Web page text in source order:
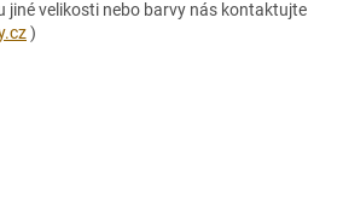
jiné velikosti nebo barvy nás kontaktujte
)